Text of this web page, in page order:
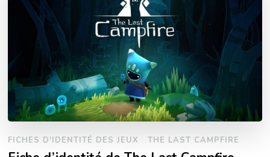
FICHES D'IDENTITÉ DES JEUX THE LAST CAMPFIRE